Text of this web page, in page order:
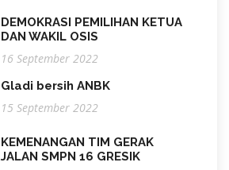
DEMOKRASI PEMILIHAN KETUA
DAN WAKIL OSIS
16 September 2022
Gladi bersih ANBK
15 September 2022
KEMENANGAN TIM GERAK
JALAN SMPN 16 GRESIK